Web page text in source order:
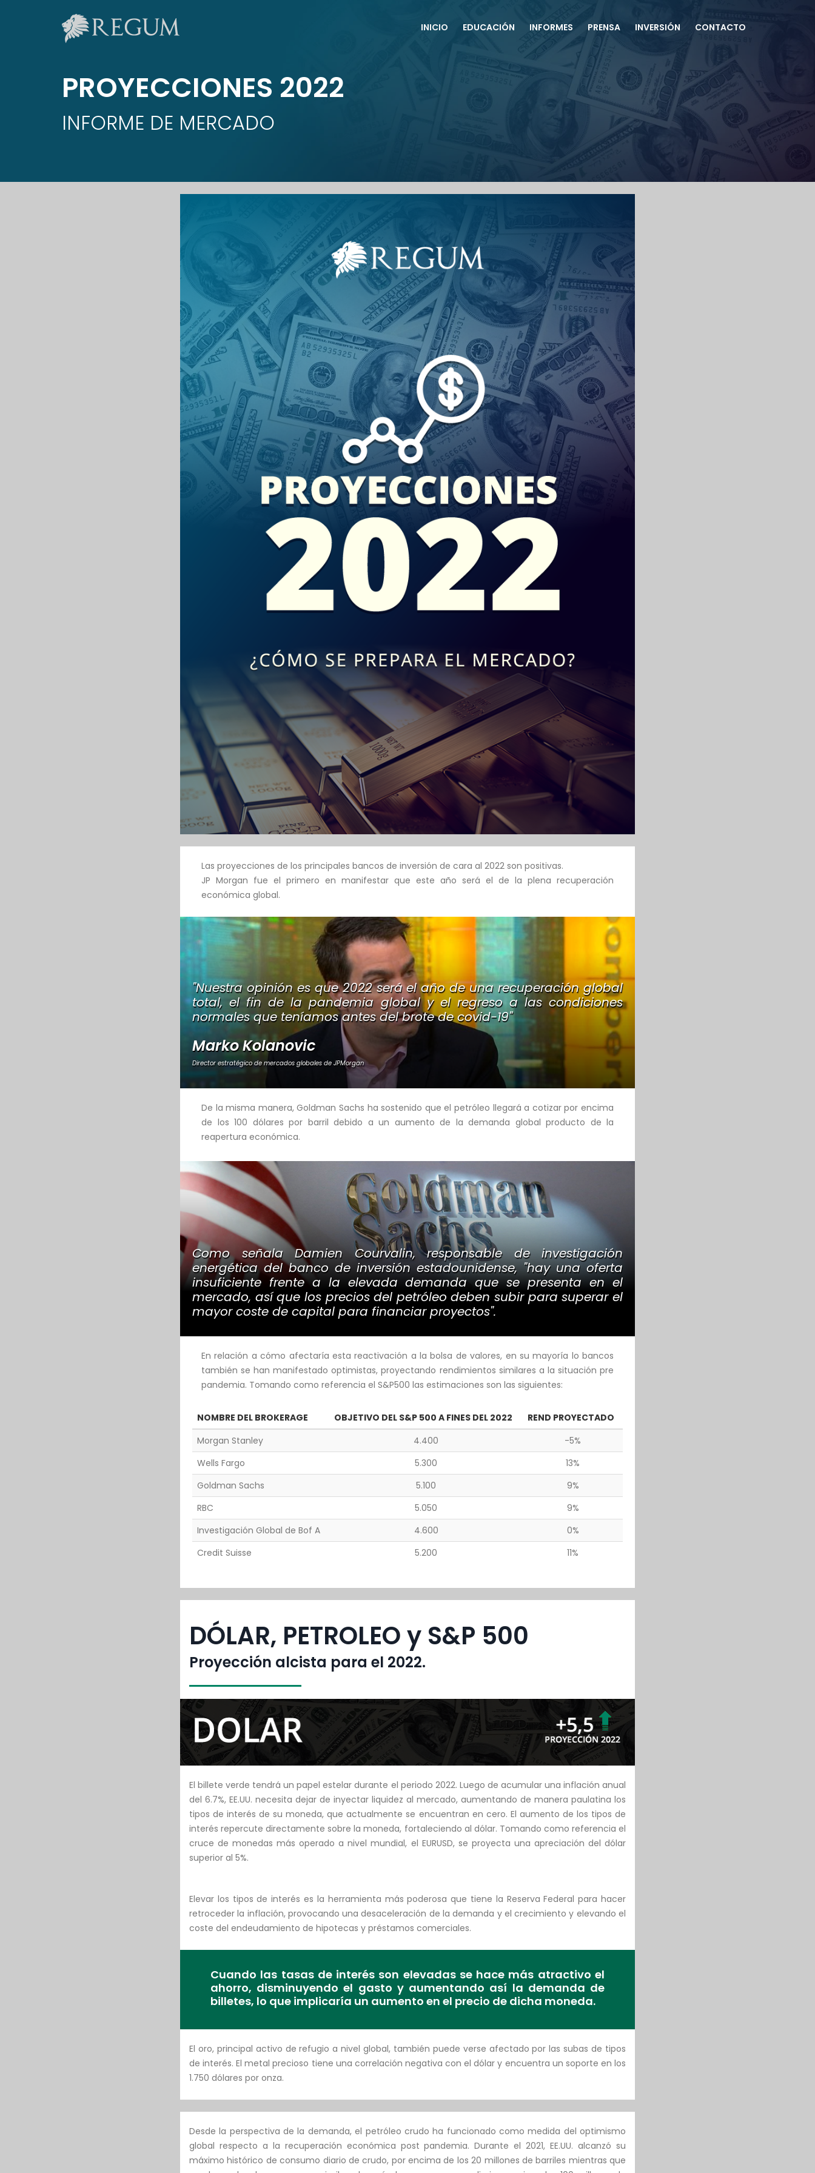
INICIO EDUCACIÓN INFORMES PRENSA INVERSIÓN CONTACTO
PROYECCIONES 2022
INFORME DE MERCADO
Las proyecciones de los principales bancos de inversión de cara al 2022 son positivas.
JP Morgan fue el primero en manifestar que este año será el de la plena recuperación
económica global.
"Nuestra opinión es que 2022 será el año de una recuperación global
total, el fin de la pandemia global y el regreso a las condiciones
normales que teníamos antes del brote de covid-19"
Marko Kolanovic
Director estratégico de mercados globales de JPMorgan
De la misma manera, Goldman Sachs ha sostenido que el petróleo llegará a cotizar por encima
de los 100 dólares por barril debido a un aumento de la demanda global producto de la
reapertura económica.
Como señala Damien Courvalin, responsable de investigación
energética del banco de inversión estadounidense, "hay una oferta
insuficiente frente a la elevada demanda que se presenta en el
mercado, así que los precios del petróleo deben subir para superar el
mayor coste de capital para financiar proyectos".
En relación a cómo afectaría esta reactivación a la bolsa de valores, en su mayoría lo bancos
también se han manifestado optimistas, proyectando rendimientos similares a la situación pre
pandemia. Tomando como referencia el S&P500 las estimaciones son las siguientes:
NOMBRE DEL BROKERAGE OBJETIVO DEL S&P 500 A FINES DEL 2022
REND PROYECTADO
Morgan Stanley
4.400
-5%
Wells Fargo
5.300
13%
Goldman Sachs
5.100
9%
RBC
5.050
9%
Investigación Global de Bof A
4.600
0%
Credit Suisse
5.200 11%
DÓLAR, PETROLEO y S&P 500
Proyección alcista para el 2022.
El billete verde tendrá un papel estelar durante el periodo 2022. Luego de acumular una inflación anual
del 6.7%, EE.UU. necesita dejar de inyectar liquidez al mercado, aumentando de manera paulatina los
tipos de interés de su moneda, que actualmente se encuentran en cero. El aumento de los tipos de
interés repercute directamente sobre la moneda, fortaleciendo al dólar. Tomando como referencia el
cruce de monedas más operado a nivel mundial, el EURUSD, se proyecta una apreciación del dólar
superior al 5%.
Elevar los tipos de interés es la herramienta más poderosa que tiene la Reserva Federal para hacer
retroceder la inflación, provocando una desaceleración de la demanda y el crecimiento y elevando el
coste del endeudamiento de hipotecas y préstamos comerciales.
Cuando las tasas de interés son elevadas se hace más atractivo el
ahorro, disminuyendo el gasto y aumentando así la demanda de
billetes, lo que implicaría un aumento en el precio de dicha moneda.
El oro, principal activo de refugio a nivel global, también puede verse afectado por las subas de tipos
de interés. El metal precioso tiene una correlación negativa con el dólar y encuentra un soporte en los
1.750 dólares por onza.
Desde la perspectiva de la demanda, el petróleo crudo ha funcionado como medida del optimismo
global respecto a la recuperación económica post pandemia. Durante el 2021, EE.UU. alcanzó su
máximo histórico de consumo diario de crudo, por encima de los 20 millones de barriles mientras que